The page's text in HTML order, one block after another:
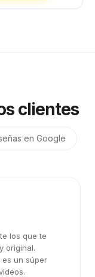
clientes
en Google
los que te
original.
es un súper